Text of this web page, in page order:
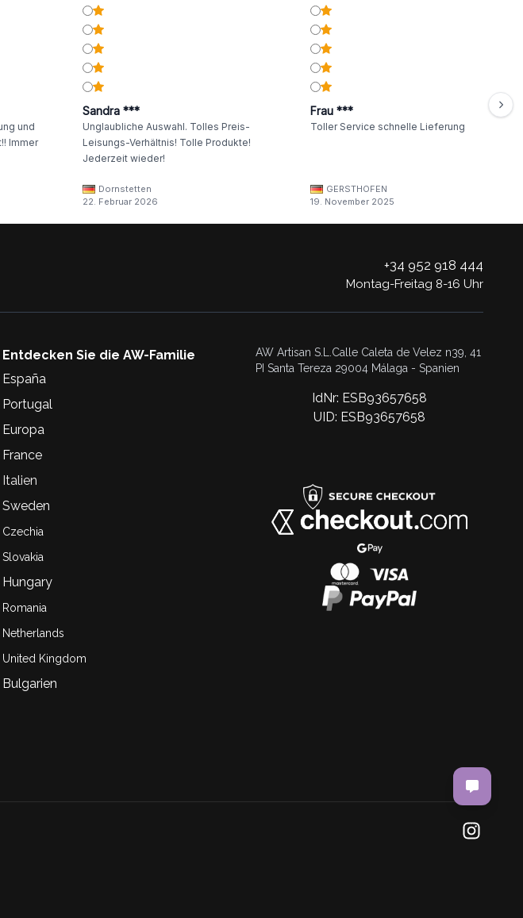
und
Immer
Sandra ***
Unglaubliche Auswahl. Tolles Preis-
Leisungs-Verhältnis! Tolle Produkte!
Jederzeit wieder!
Dornstetten
22. Februar 2026
Frau ***
Toller Service schnelle Lieferung
GERSTHOFEN
19. November 2025
+34 952 918 444
Montag-Freitag 8-16 Uhr
Entdecken Sie die AW-Familie
España
Portugal
Europa
France
Italien
Sweden
Czechia
Slovakia
Hungary
Romania
Netherlands
United Kingdom
Bulgarien
AW Artisan S.L.Calle Caleta de Velez n39, 41
PI Santa Tereza 29004 Málaga - Spanien
IdNr: ESB93657658
UID: ESB93657658